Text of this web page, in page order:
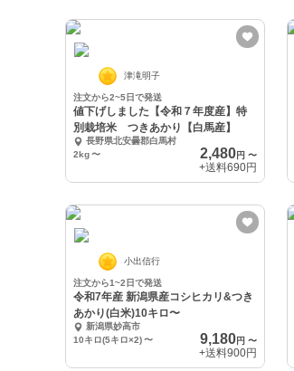
津滝明子
注文から2~5日で発送
値下げしました【令和７年度産】特
別栽培米 つきあかり【白馬産】
長野県北安曇郡白馬村
2kg〜 2,480円 〜
+送料690円
小出信行
注文から1~2日で発送
令和7年産 新潟県産コシヒカリ&つき
あかり(白米)10キロ〜
新潟県妙高市
10キロ(5キロ×2)〜 9,180円 〜
+送料900円